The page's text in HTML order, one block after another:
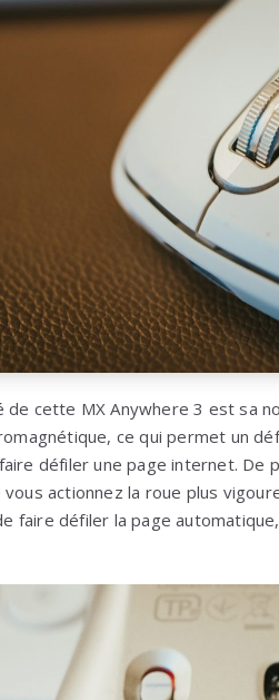
de cette MX Anywhere 3 est sa
ce qui permet un
défiler une page internet. De
actionnez la roue plus
faire défiler la page